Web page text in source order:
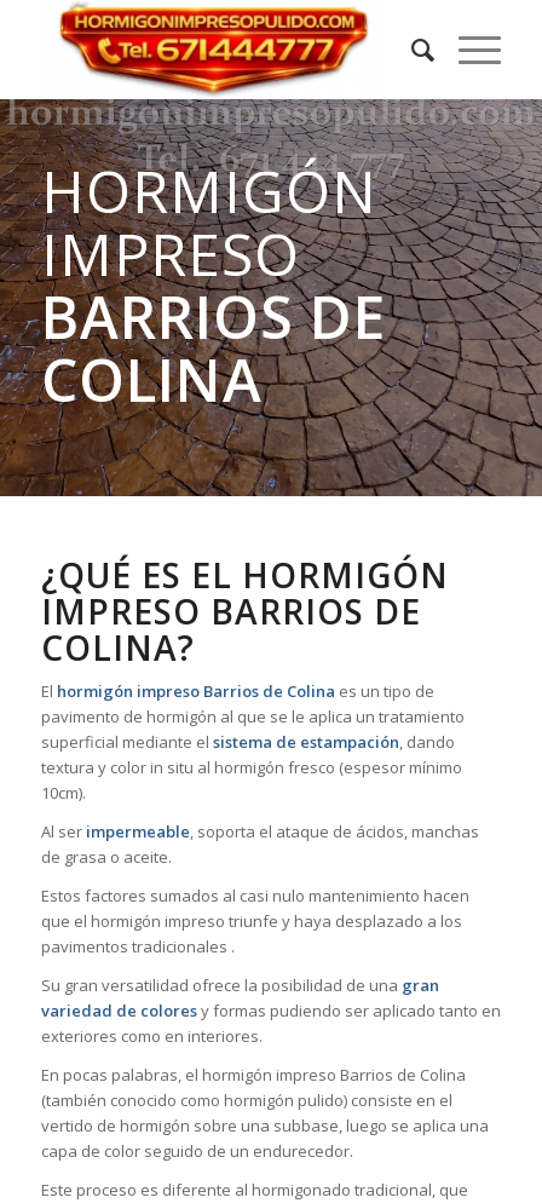
HORMIGÓN
IMPRESO
BARRIOS DE
COLINA
¿QUÉ ES EL HORMIGÓN
IMPRESO BARRIOS DE
COLINA?
El hormigón impreso Barrios de Colina es un tipo de
pavimento de hormigón al que se le aplica un tratamiento
superficial mediante el sistema de estampación, dando
textura y color in situ al hormigón fresco (espesor mínimo
10cm).
Al ser impermeable, soporta el ataque de ácidos, manchas
de grasa o aceite.
Estos factores sumados al casi nulo mantenimiento hacen
que el hormigón impreso triunfe y haya desplazado a los
pavimentos tradicionales .
Su gran versatilidad ofrece la posibilidad de una gran
variedad de coloresy formas pudiendo ser aplicado tanto en
exteriores como en interiores.
En pocas palabras, el hormigón impreso Barrios de Colina
(también conocido como hormigón pulido) consiste en el
vertido de hormigón sobre una subbase, luego se aplica una
capa de color seguido de un endurecedor.
Este proceso es diferente al hormigonado tradicional, que